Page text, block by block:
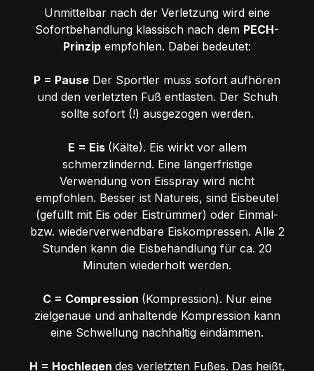
Unmittelbar nach der Verletzung wird eine
Sofortbehandlung klassisch nach dem PECH-
Prinzip empfohlen. Dabei bedeutet:
P = Pause Der Sportler muss sofort aufhören
und den verletzten Fuß entlasten. Der Schuh
sollte sofort (!) ausgezogen werden.
E = Eis (Kälte). Eis wirkt vor allem
schmerzlindernd. Eine längerfristige
Verwendung von Eisspray wird nicht
empfohlen. Besser ist Natureis, sind Eisbeutel
(gefüllt mit Eis oder Eistrümmer) oder Einmal-
bzw. wiederverwendbare Eiskompressen. Alle 2
Stunden kann die Eisbehandlung für ca. 20
Minuten wiederholt werden.
C = Compression (Kompression). Nur eine
zielgenaue und anhaltende Kompression kann
eine Schwellung nachhaltig eindämmen.
H = Hochlegen des verletzten Fußes. Das heißt,